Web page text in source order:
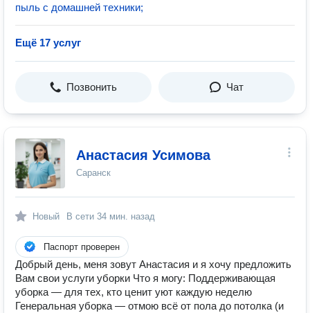
пыль с домашней техники;
Ещё 17 услуг
Позвонить Чат
Анастасия Усимова
Саранск
Новый В сети 34 мин. назад
Паспорт проверен
Добрый день, меня зовут Анастасия и я хочу предложить
Вам свои услуги уборки Что я могу: Поддерживающая
уборка — для тех, кто ценит уют каждую неделю
Генеральная уборка — отмою всё от пола до потолка (и